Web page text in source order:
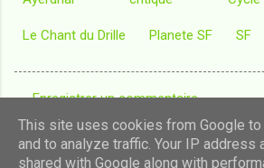
Le Chant du Drille Planete SF SF
C
o
Enregistrer un commentaire
This site uses cookies from Google
and to analyze traffic. Your IP address
shared with Google along with